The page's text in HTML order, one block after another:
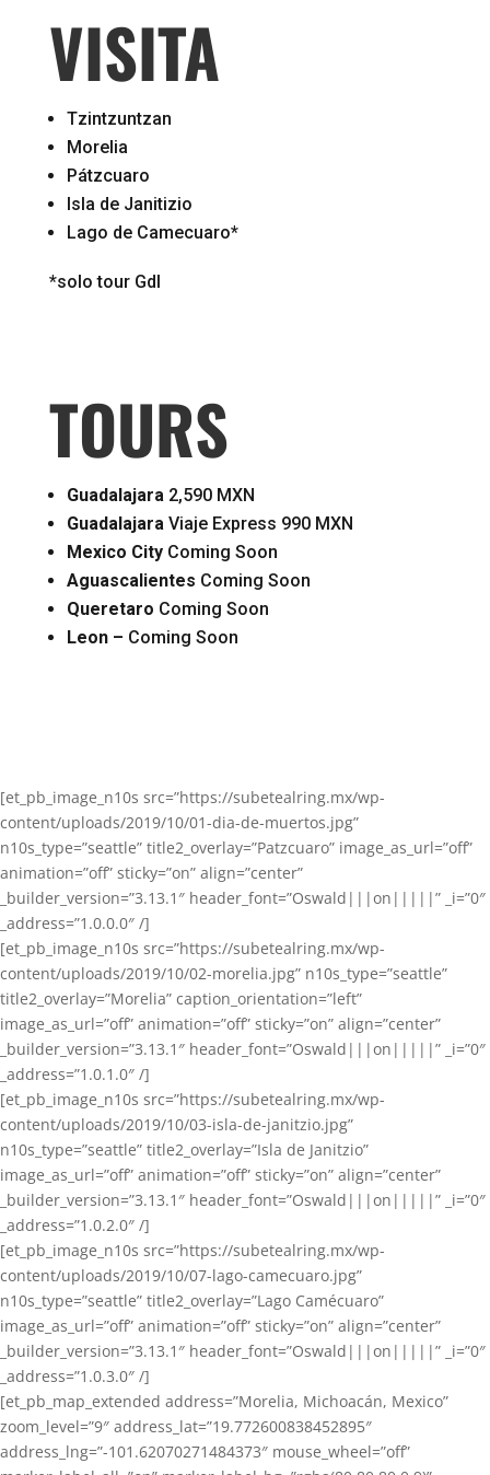
VISITA
Tzintzuntzan
Morelia
Pátzcuaro
Isla de Janitizio
Lago de Camecuaro*
*solo tour Gdl
TOURS
Guadalajara2,590 MXN
GuadalajaraViaje Express 990 MXN
Mexico City Coming Soon
Aguascalientes Coming Soon
Queretaro Coming Soon
Leon – Coming Soon
[et_pb_image_n10s src=”https://subetealring.mx/wp-
content/uploads/2019/10/01-dia-de-muertos.jpg”
n10s_type=”seattle” title2_overlay=”Patzcuaro” image_as_url=”off”
animation=”off” sticky=”on” align=”center”
_builder_version=”3.13.1″ header_font=”Oswald|||on|||||” _i=”0″
_address=”1.0.0.0″ /]
[et_pb_image_n10s src=”https://subetealring.mx/wp-
content/uploads/2019/10/02-morelia.jpg” n10s_type=”seattle”
title2_overlay=”Morelia” caption_orientation=”left”
image_as_url=”off” animation=”off” sticky=”on” align=”center”
_builder_version=”3.13.1″ header_font=”Oswald|||on|||||” _i=”0″
_address=”1.0.1.0″ /]
[et_pb_image_n10s src=”https://subetealring.mx/wp-
content/uploads/2019/10/03-isla-de-janitzio.jpg”
n10s_type=”seattle” title2_overlay=”Isla de Janitzio”
image_as_url=”off” animation=”off” sticky=”on” align=”center”
_builder_version=”3.13.1″ header_font=”Oswald|||on|||||” _i=”0″
_address=”1.0.2.0″ /]
[et_pb_image_n10s src=”https://subetealring.mx/wp-
content/uploads/2019/10/07-lago-camecuaro.jpg”
n10s_type=”seattle” title2_overlay=”Lago Camécuaro”
image_as_url=”off” animation=”off” sticky=”on” align=”center”
_builder_version=”3.13.1″ header_font=”Oswald|||on|||||” _i=”0″
_address=”1.0.3.0″ /]
[et_pb_map_extended address=”Morelia, Michoacán, Mexico”
zoom_level=”9″ address_lat=”19.772600838452895″
address_lng=”-101.62070271484373″ mouse_wheel=”off”